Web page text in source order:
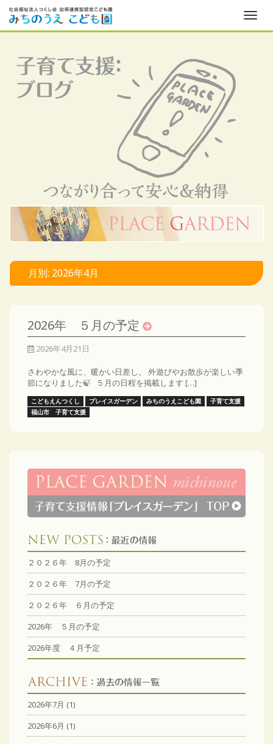
ナ
月別: 2026年4月
2026年 ５月の予定
2026年4月21日
さわやかな風に、暖かい日差し。 外遊びやお散歩が楽しい季
節になりました🍃 ５月の日程を掲載します […]
こどもえんつくし プレイスガーデン みちのうえこども園
子育て支援
福山市 子育て支援
２０２６年 8月の予定
２０２６年 7月の予定
２０２６年 ６月の予定
2026年 ５月の予定
2026年度 ４月予定
2026年7月 (1)
2026年6月 (1)